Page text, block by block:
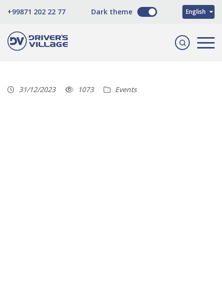
+99871 202 22 77 Dark theme English
O'zbekcha
31/12/2023 1073 Events